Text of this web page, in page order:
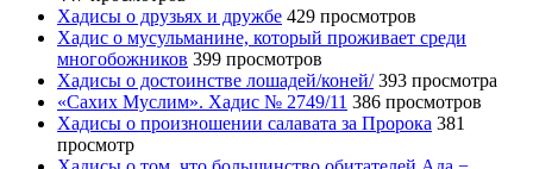
Хадисы о друзьях и дружбе 429 просмотров
Хадис о мусульманине, который проживает среди
многобожников 399 просмотров
Хадисы о достоинстве лошадей/коней/ 393 просмотра
«Сахих Муслим». Хадис № 2749/11 386 просмотров
Хадисы о произношении салавата за Пророка 381
просмотр